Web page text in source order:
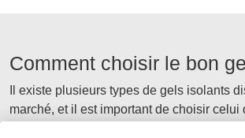
Comment choisir le bon
Il existe plusieurs types de gels isolants
marché, et il est important de choisir celui